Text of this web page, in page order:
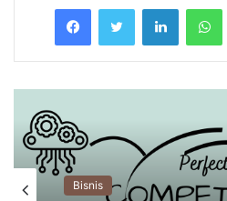
Bisnis